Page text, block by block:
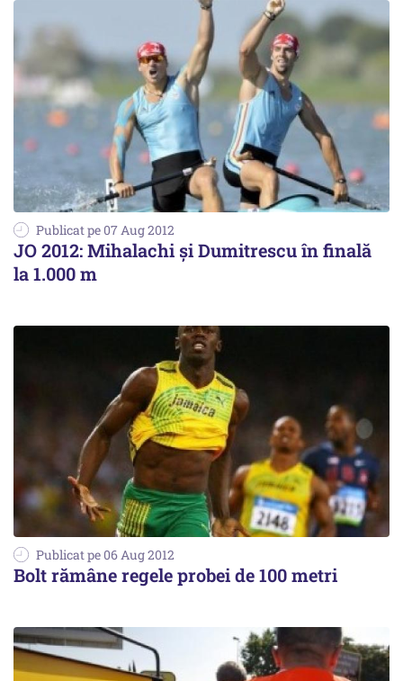
Publicat pe 07 Aug 2012
JO 2012: Mihalachi și Dumitrescu în finală
la 1.000 m
Publicat pe 06 Aug 2012
Bolt rămâne regele probei de 100 metri